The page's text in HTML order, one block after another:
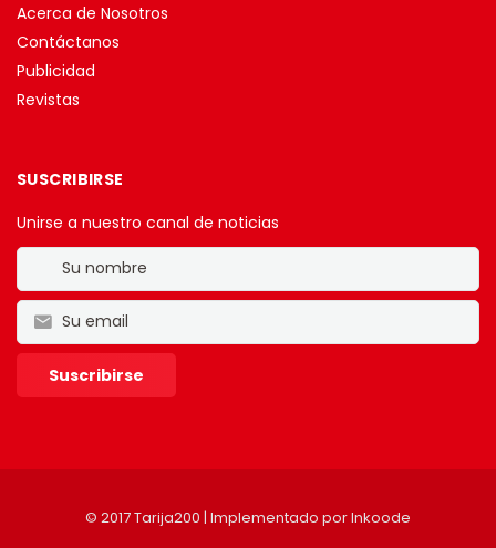
Acerca de Nosotros
Contáctanos
Publicidad
Revistas
SUSCRIBIRSE
Unirse a nuestro canal de noticias
© 2017 Tarija200 | Implementado porInkoode